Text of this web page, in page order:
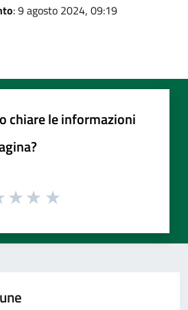
: 9 agosto 2024, 09:19
chiare le informazioni